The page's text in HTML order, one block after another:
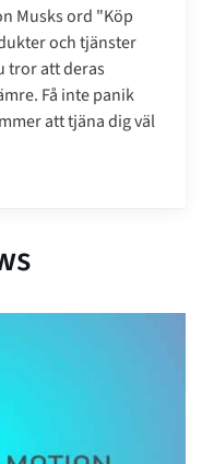
Musks ord "Köp
och tjänster
tror att deras
Få inte panik
att tjäna dig väl